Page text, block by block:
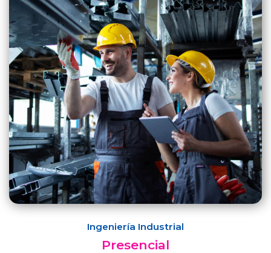
Ingeniería Industrial
Presencial